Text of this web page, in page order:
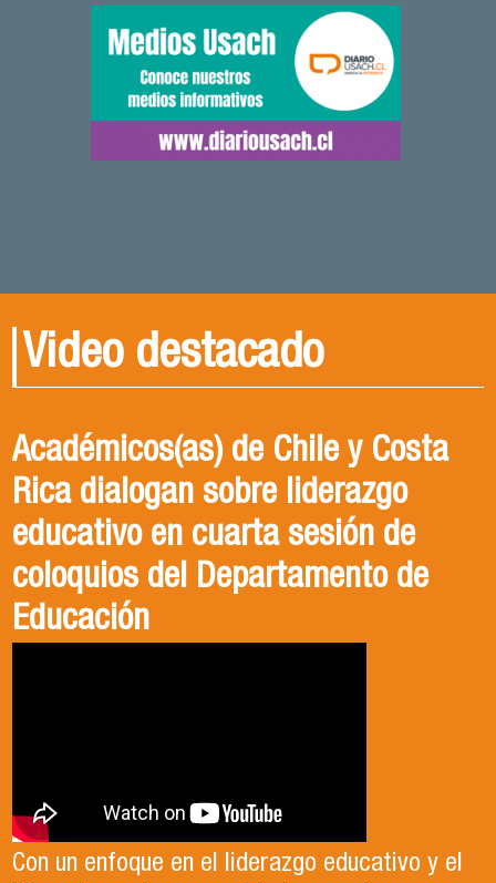
Video destacado
Académicos(as) de Chile y Costa
Rica dialogan sobre liderazgo
educativo en cuarta sesión de
coloquios del Departamento de
Educación
Con un enfoque en el liderazgo educativo y el